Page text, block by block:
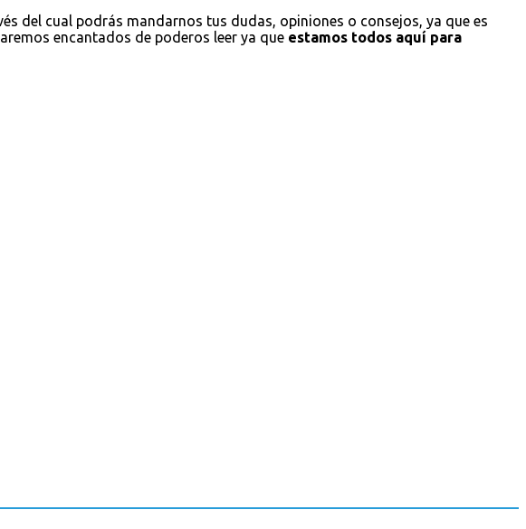
del cual podrás mandarnos tus dudas, opiniones o consejos, ya que es
encantados de poderos leer ya que estamos todos aquí para